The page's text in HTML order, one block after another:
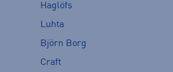
Haglöfs
Luhta
Björn Borg
Craft